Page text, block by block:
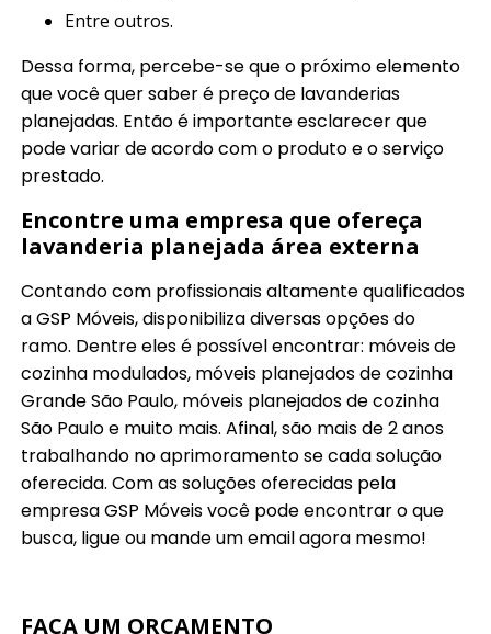
entre outros.
Dessa forma, percebe-se que o próximo elemento
que você quer saber é preço de lavanderias
planejadas. Então é importante esclarecer que
pode variar de acordo com o produto e o serviço
prestado.
Encontre uma empresa que ofereça
lavanderia planejada área externa
Contando com profissionais altamente qualificados
a GSP Móveis, disponibiliza diversas opções do
ramo. Dentre eles é possível encontrar: móveis de
cozinha modulados, móveis planejados de cozinha
Grande São Paulo, móveis planejados de cozinha
São Paulo e muito mais. Afinal, são mais de 2 anos
trabalhando no aprimoramento se cada solução
oferecida. Com as soluções oferecidas pela
empresa GSP Móveis você pode encontrar o que
busca, ligue ou mande um email agora mesmo!
FAÇA UM ORÇAMENTO